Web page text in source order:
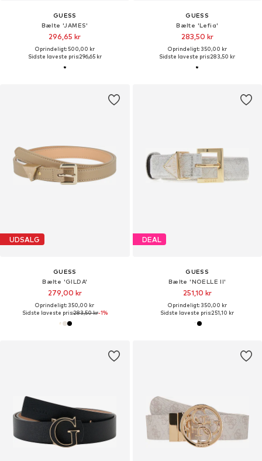
GUESS
Bælte 'JAMES'
296,65 kr
Oprindeligt: 500,00 kr
Sidste laveste pris:296,65 kr
GUESS
Bælte 'Lefia'
283,50 kr
Oprindeligt: 350,00 kr
Sidste laveste pris:283,50 kr
UDSALG
GUESS
Bælte 'GILDA'
279,00 kr
Oprindeligt: 350,00 kr
Sidste laveste pris:283,50 kr-1%
DEAL
GUESS
Bælte 'NOELLE II'
251,10 kr
Oprindeligt: 350,00 kr
Sidste laveste pris:251,10 kr